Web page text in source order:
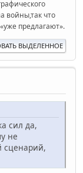
войны,так что
предлагают».
ВЫДЕЛЕННОЕ
сил да,
не
сценарий,